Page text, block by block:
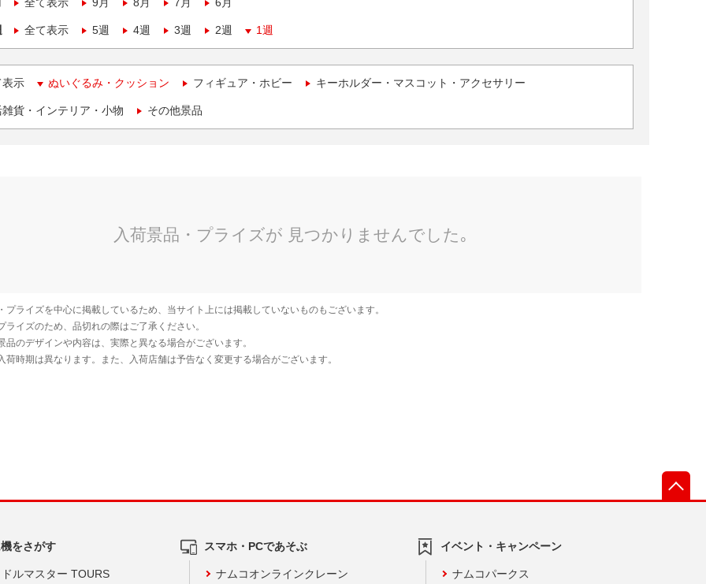
全て表示 5週 4週 3週 2週 1週
表示 ぬいぐるみ・クッション フィギュア・ホビー キーホルダー・マスコット・アクセサリー
貨・インテリア・小物 その他景品
をさがす
ルマスター TOURS
スマホ・PCであそぶ
ナムコオンラインクレーン
イベント・キャンペーン
ナムコパークス